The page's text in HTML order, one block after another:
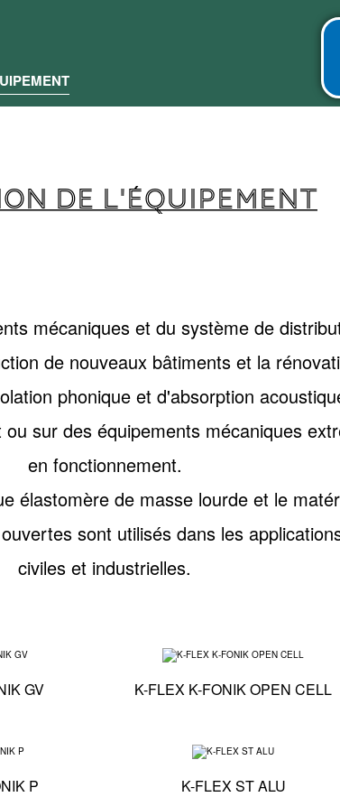
DE L'ÉQUIPEMENT
mécaniques et du système de
de nouveaux bâtiments et la
phonique et d'absorption
sur des équipements mécaniques
en fonctionnement.
élastomère de masse lourde et le
sont utilisés dans les
civiles et industrielles.
GK
GV
Spécifications techniques - K-FLEX K-FONIK GV
K-FLEX K-FONIK OPEN CELL
PU GK
P
Spécifications techniques - K-FLEX K-FONIK P
K-FLEX ST ALU